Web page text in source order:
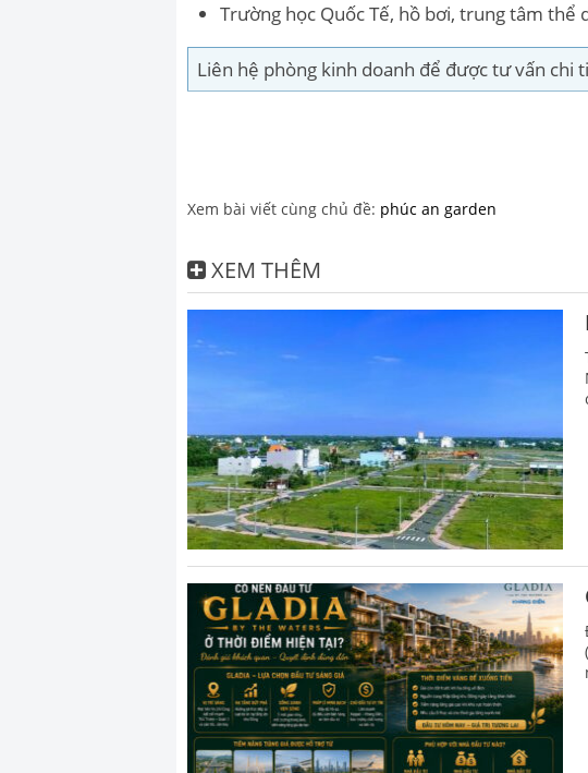
Trường học Quốc Tế, hồ bơi, trung tâm thể
Liên hệ phòng kinh doanh để được tư vấn chi
Xem bài viết cùng chủ đề: phúc an garden
XEM THÊM